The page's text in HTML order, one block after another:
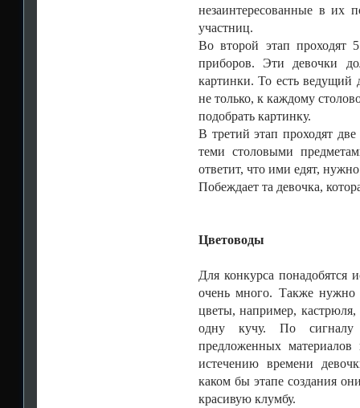
незаинтересованные в их
участниц.
Во второй этап проходят
приборов. Эти девочки
картинки. То есть ведущий
не только, к каждому
подобрать картинку.
В третий этап проходят две
теми столовыми
ответит, что ими едят,
Побеждает та девочка,
Цветоводы
Для конкурса понадобятся
очень много. Также нужно
цветы, например,
одну кучу. По сигналу
предложенных
истечению времени
каком бы этапе создания
красивую клумбу.